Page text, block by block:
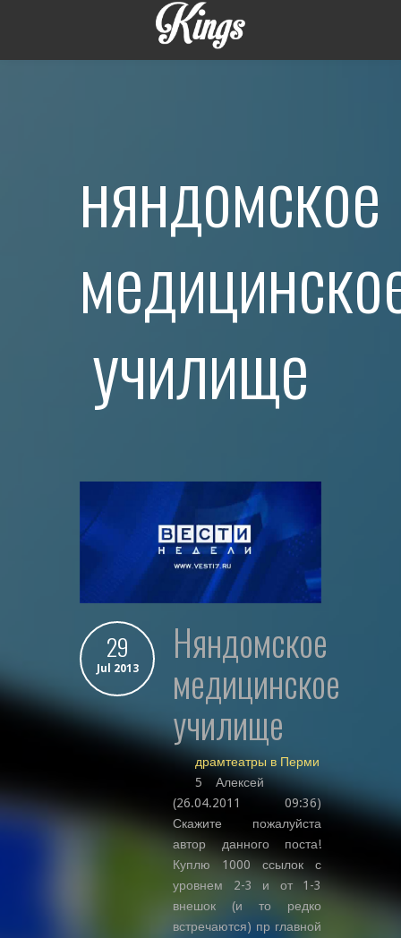
няндомское
училище
29
Jul 2013 няндомское
медицинское
училище
драмтеатры в Перми
5 Алексей
(26.04.2011 09:36)
Скажите пожалуйста
автор данного поста!
Куплю 1000 ссылок с
уровнем 2-3 и от 1-3
внешок (и то редко
встречаются) пр главной